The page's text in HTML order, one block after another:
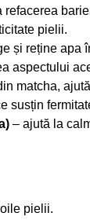
pielii.
și reține apa
aspectului
matcha,
susțin
– ajută la
pielii.